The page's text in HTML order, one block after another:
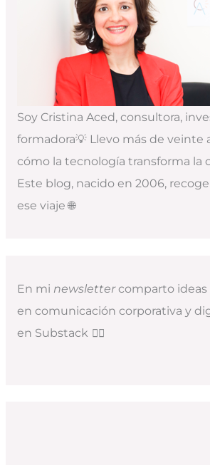
Soy Cristina Aced, consultora,
formadora💡 Llevo más de veinte
cómo la tecnología transforma
Este blog, nacido en 2006,
ese viaje 🌐
En mi newslettercomparto ideas
en comunicación corporativa y
en Substack 👇🏻